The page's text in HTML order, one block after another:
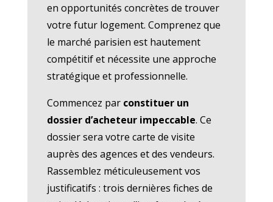
en opportunités concrètes de trouver
votre futur logement. Comprenez que
le marché parisien est hautement
compétitif et nécessite une approche
stratégique et professionnelle.
Commencez par constituer un
dossier d’acheteur impeccable. Ce
dossier sera votre carte de visite
auprès des agences et des vendeurs.
Rassemblez méticuleusement vos
justificatifs : trois dernières fiches de